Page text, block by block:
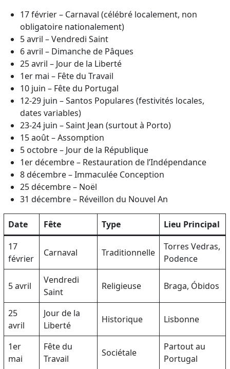
17 février – Carnaval (célébré localement, non
obligatoire nationalement)
5 avril – Vendredi Saint
6 avril – Dimanche de Pâques
25 avril – Jour de la Liberté
1er mai – Fête du Travail
10 juin – Fête du Portugal
12-29 juin – Santos Populares (festivités locales,
dates variables)
23-24 juin – Saint Jean (surtout à Porto)
15 août – Assomption
5 octobre – Jour de la République
1er décembre – Restauration de l’Indépendance
8 décembre – Immaculée Conception
25 décembre – Noël
31 décembre – Réveillon du Nouvel An
Date Fête Type
Lieu Principal
17
février
Carnaval Traditionnelle
Torres Vedras,
Podence
5 avril
Vendredi
Saint
Religieuse Braga, Óbidos
25
avril
Jour de la
Liberté
Historique Lisbonne
1er
mai
Fête du
Travail
Sociétale
Partout au
Portugal